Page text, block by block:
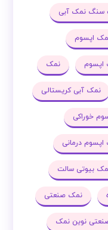
سنگ نمک آبی
اپسوم
اپسوم نمک
نمک آبی کریستالی
خوراکی
درمانی
بیوتی سالت
نمک صنعتی
نوین نمک